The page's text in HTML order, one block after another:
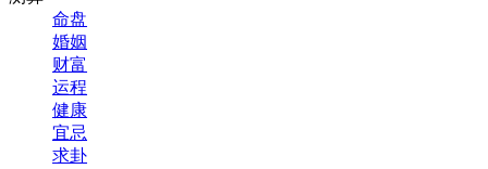
命盘
婚姻
财富
运程
健康
宜忌
求卦